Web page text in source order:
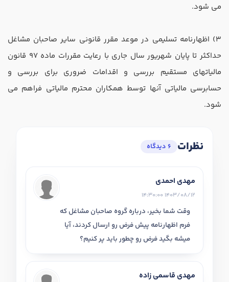
می شود.
3) اظهارنامه تسلیمی در موعد مقرر قانونی سایر صاحبان مشاغل
حداکثر تا پایان شهریور سال جاری با رعایت مقررات ماده 97 قانون
مالیات‏های مستقیم بررسی و اقدامات ضروری برای بررسی و
حسابرسی مالیاتی آنها توسط همکاران محترم مالیاتی فراهم می
شود.
نظرات 6 دیدگاه
مهدی احمدی
1403/08/12 14:30:00
وقت شما بخیر، درباره گروه صاحبان مشاغل که
فرم اظهارنامه پیش فرض رو ارسال کردند، آیا
میشه بگید فرض رو چطور باید پر کنیم؟
مهدی قاسمی زاده